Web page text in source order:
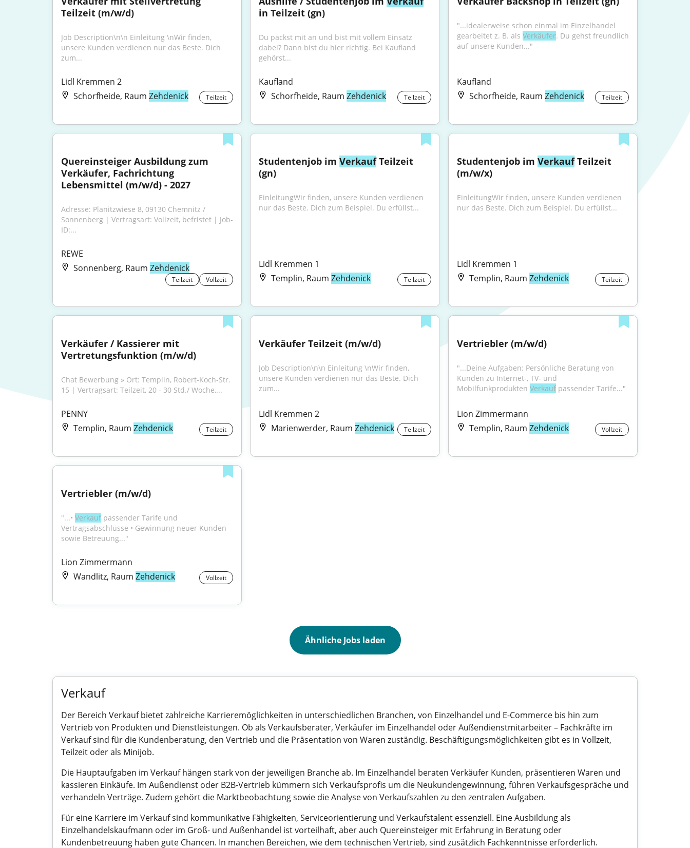
Teilzeit (m/w/d)
Job Description\n\n Einleitung \nWir finden,
unsere Kunden verdienen nur das Beste. Dich
zum...
Lidl Kremmen 2
Schorfheide, Raum Zehdenick Teilzeit
in Teilzeit (gn)
Du packst mit an und bist mit vollem Einsatz
dabei? Dann bist du hier richtig. Bei Kaufland
gehörst...
Kaufland
Schorfheide, RaumZehdenick Teilzeit
"...idealerweise schon einmal im Einzelhandel
gearbeitet z. B. als Verkäufer. Du gehst freundlich
auf unsere Kunden..."
Kaufland
Schorfheide, Raum Zehdenick Teilzeit
Quereinsteiger Ausbildung zum
Verkäufer, Fachrichtung
Lebensmittel (m/w/d) - 2027
Adresse: Planitzwiese 8, 09130 Chemnitz /
Sonnenberg | Vertragsart: Vollzeit, befristet | Job-
ID:...
REWE
Sonnenberg, Raum Zehdenick
Teilzeit Vollzeit
Studentenjob im Verkauf Teilzeit
(gn)
EinleitungWir finden, unsere Kunden verdienen
nur das Beste. Dich zum Beispiel. Du erfüllst...
Lidl Kremmen 1
Templin, RaumZehdenick Teilzeit
Studentenjob im Verkauf Teilzeit
(m/w/x)
EinleitungWir finden, unsere Kunden verdienen
nur das Beste. Dich zum Beispiel. Du erfüllst...
Lidl Kremmen 1
Templin, Raum Zehdenick Teilzeit
Verkäufer / Kassierer mit
Vertretungsfunktion (m/w/d)
Chat Bewerbung » Ort: Templin, Robert-Koch-Str.
15 | Vertragsart: Teilzeit, 20 - 30 Std./ Woche,...
PENNY
Templin, Raum Zehdenick Teilzeit
Verkäufer Teilzeit (m/w/d)
Job Description\n\n Einleitung \nWir finden,
unsere Kunden verdienen nur das Beste. Dich
zum...
Lidl Kremmen 2
Marienwerder, RaumZehdenick Teilzeit
Vertriebler (m/w/d)
"...Deine Aufgaben: Persönliche Beratung von
Kunden zu Internet-, TV- und
Mobilfunkprodukten Verkauf passender Tarife..."
Lion Zimmermann
Templin, Raum Zehdenick Vollzeit
Vertriebler (m/w/d)
"...• Verkauf passender Tarife und
Vertragsabschlüsse • Gewinnung neuer Kunden
sowie Betreuung..."
Lion Zimmermann
Wandlitz, Raum Zehdenick Vollzeit
Ähnliche Jobs laden
Verkauf
Der Bereich Verkauf bietet zahlreiche Karrieremöglichkeiten in unterschiedlichen Branchen, von Einzelhandel und E-Commerce bis hin zum
Vertrieb von Produkten und Dienstleistungen. Ob als Verkaufsberater, Verkäufer im Einzelhandel oder Außendienstmitarbeiter – Fachkräfte im
Verkauf sind für die Kundenberatung, den Vertrieb und die Präsentation von Waren zuständig. Beschäftigungsmöglichkeiten gibt es in Vollzeit,
Teilzeit oder als Minijob.
Die Hauptaufgaben im Verkauf hängen stark von der jeweiligen Branche ab. Im Einzelhandel beraten Verkäufer Kunden, präsentieren Waren und
kassieren Einkäufe. Im Außendienst oder B2B-Vertrieb kümmern sich Verkaufsprofis um die Neukundengewinnung, führen Verkaufsgespräche und
verhandeln Verträge. Zudem gehört die Marktbeobachtung sowie die Analyse von Verkaufszahlen zu den zentralen Aufgaben.
Für eine Karriere im Verkauf sind kommunikative Fähigkeiten, Serviceorientierung und Verkaufstalent essenziell. Eine Ausbildung als
Einzelhandelskaufmann oder im Groß- und Außenhandel ist vorteilhaft, aber auch Quereinsteiger mit Erfahrung in Beratung oder
Kundenbetreuung haben gute Chancen. In manchen Bereichen, wie dem technischen Vertrieb, sind zusätzlich Fachkenntnisse erforderlich.